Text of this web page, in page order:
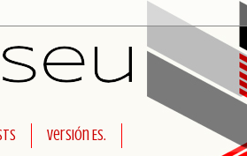
Versión ES.